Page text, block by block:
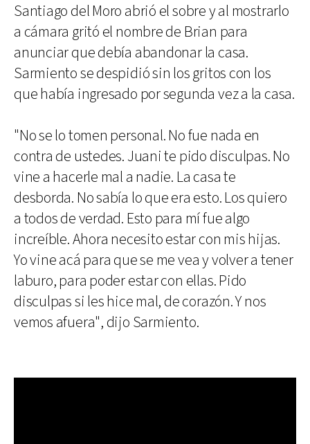
Santiago del Moro abrió el sobre y al mostrarlo
a cámara gritó el nombre de Brian para
anunciar que debía abandonar la casa.
Sarmiento se despidió sin los gritos con los
que había ingresado por segunda vez a la casa.
"No se lo tomen personal. No fue nada en
contra de ustedes. Juani te pido disculpas. No
vine a hacerle mal a nadie. La casa te
desborda. No sabía lo que era esto. Los quiero
a todos de verdad. Esto para mí fue algo
increíble. Ahora necesito estar con mis hijas.
Yo vine acá para que se me vea y volver a tener
laburo, para poder estar con ellas. Pido
disculpas si les hice mal, de corazón. Y nos
vemos afuera", dijo Sarmiento.